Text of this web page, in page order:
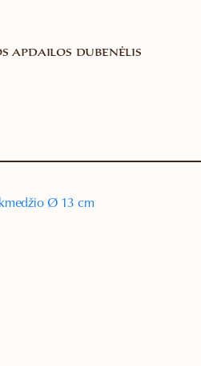
apdailos dubenėlis